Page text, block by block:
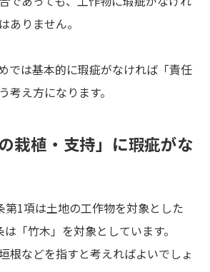
ありません。
では基本的に瑕疵がなければ「責任
考え方になります。
栽植・支持」に瑕疵がな
第1項は土地の工作物を対象とした
「竹木」を対象としています。
根などを指すと考えればよいでしょ